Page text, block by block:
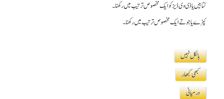
کتابیں یا ڈی وی ڈیز کو ایک مخصوص ترتیب میں رکھنا۔
کپڑے یا جوتے ایک مخصوص ترتیب میں رکھنا۔
بالکل نہیں
کبھی کبھار
درمیانی